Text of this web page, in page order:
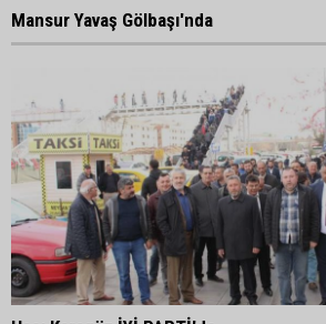
Mansur Yavaş Gölbaşı'nda